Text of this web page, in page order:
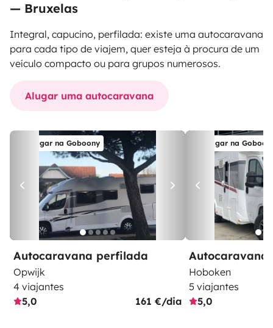
— Bruxelas
Integral, capucino, perfilada: existe uma autocaravana
para cada tipo de viajem, quer esteja à procura de um
veículo compacto ou para grupos numerosos.
Alugar uma autocaravana
Alugar na Goboony
Autocaravana perfilada
Opwijk
4 viajantes
5,0
161 €/dia
Alugar na
Hoboken
5 viajantes
5,0